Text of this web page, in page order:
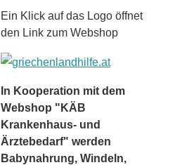
Ein Klick auf das Logo öffnet
den Link zum Webshop
In Kooperation mit dem
Webshop "KÄB
Krankenhaus- und
Ärztebedarf" werden
Babynahrung, Windeln,